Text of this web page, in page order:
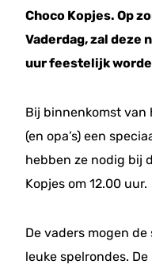
Choco Kopjes. Op
Vaderdag, zal deze
uur feestelijk
Bij binnenkomst van
(en opa’s) een
hebben ze nodig bij
Kopjes om 12.00 uur.
De vaders mogen
leuke spelrondes.